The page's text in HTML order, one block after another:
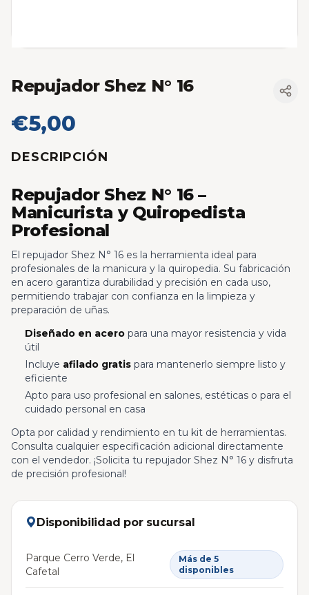
Repujador Shez N° 16
€5,00
DESCRIPCIÓN
Repujador Shez N° 16 –
Manicurista y Quiropedista
Profesional
El repujador Shez N° 16 es la herramienta ideal para
profesionales de la manicura y la quiropedia. Su fabricación
en acero garantiza durabilidad y precisión en cada uso,
permitiendo trabajar con confianza en la limpieza y
preparación de uñas.
Diseñado en aceropara una mayor resistencia y vida
útil
Incluye afilado gratispara mantenerlo siempre listo y
eficiente
Apto para uso profesional en salones, estéticas o para el
cuidado personal en casa
Opta por calidad y rendimiento en tu kit de herramientas.
Consulta cualquier especificación adicional directamente
con el vendedor. ¡Solicita tu repujador Shez N° 16 y disfruta
de precisión profesional!
Disponibilidad por sucursal
Parque Cerro Verde, El
Cafetal
Más de 5
disponibles